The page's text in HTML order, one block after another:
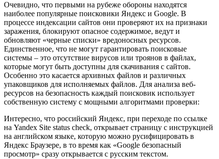
Очевидно, что первыми на рубеже обороны находятся
наиболее популярные поисковики Яндекс и Google. В
процессе индексации сайтов они проверяют их на признаки
заражения, блокируют опасное содержимое, ведут и
обновляют «черные списки» вредоносных ресурсов.
Единственное, что не могут гарантировать поисковые
системы – это отсутствие вирусов или троянов в файлах,
которые могут быть доступны для скачивания с сайтов.
Особенно это касается архивных файлов и различных
упаковщиков для исполняемых файлов. Для анализа веб-
ресурсов на безопасность каждый поисковик использует
собственную систему с мощными алгоритмами проверки:
Интересно, что российский Яндекс, при переходе по ссылке
на Yandex Site status check, открывает страницу с инструкцией
на английском языке, которую можно русифицировать в
Яндекс Браузере, в то время как «Google безопасный
просмотр» сразу открывается с русским текстом.